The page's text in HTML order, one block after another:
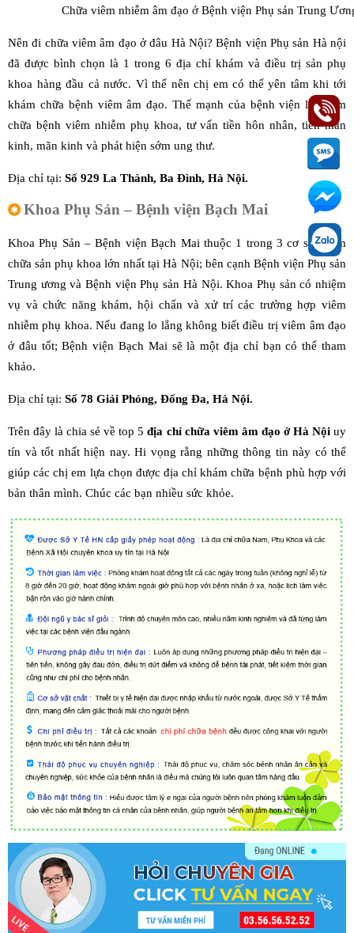
Chữa viêm nhiễm âm đạo ở Bệnh viện Phụ sản Trung
Nên đi chữa viêm âm đạo ở đâu Hà Nội? Bệnh viện Phụ sản Hà nội
đã được bình chọn là 1 trong 6 địa chỉ khám và điều trị sản phụ
khoa hàng đầu cả nước. Vì thế nên chị em có thể yên tâm khi tới
khám chữa bệnh viêm âm đạo. Thế mạnh của bệnh viện là khám
chữa bệnh viêm nhiễm phụ khoa, tư vấn tiền hôn nhân, tiền mãn
kinh, mãn kinh và phát hiện sớm ung thư.
Địa chỉ tại: Số 929 La Thành, Ba Đình, Hà Nội.
Khoa Phụ Sản – Bệnh viện Bạch Mai
Khoa Phụ Sản – Bệnh viện Bạch Mai thuộc 1 trong 3 cơ sở khám
chữa sản phụ khoa lớn nhất tại Hà Nội; bên cạnh Bệnh viện Phụ sản
Trung ương và Bệnh viện Phụ sản Hà Nội. Khoa Phụ sản có nhiệm
vụ và chức năng khám, hội chẩn và xử trí các trường hợp viêm
nhiễm phụ khoa. Nếu đang lo lắng không biết điều trị viêm âm đạo
ở đâu tốt; Bệnh viện Bạch Mai sẽ là một địa chỉ bạn có thể tham
khảo.
Địa chỉ tại: Số 78 Giải Phóng, Đống Đa, Hà Nội.
Trên đây là chia sẻ về top 5địa chỉ chữa viêm âm đạo ở Hà Nộiuy
tín và tốt nhất hiện nay. Hi vọng rằng những thông tin này có thể
giúp các chị em lựa chọn được địa chỉ khám chữa bệnh phù hợp với
bản thân mình. Chúc các bạn nhiều sức khỏe.